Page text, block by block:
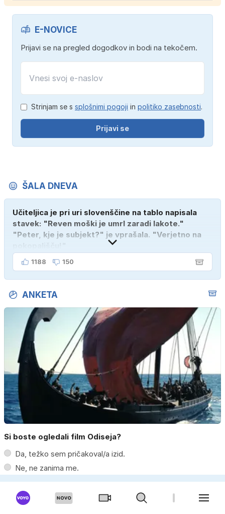
E-NOVICE
Prijavi se na pregled dogodkov in bodi na tekočem.
Strinjam se s splošnimi pogoji in politiko zasebnosti.
Prijavi se
ŠALA DNEVA
Učiteljica je pri uri slovenščine na tablo napisala
stavek: "Reven moški je umrl zaradi lakote."
"Peter, kje je subjekt?" je vprašala. "Verjetno na
1188 150
ANKETA
Si boste ogledali film Odiseja?
Da, težko sem pričakoval/a izid.
Ne, ne zanima me.
Nisem se še odločil/a.
Moški Ženska